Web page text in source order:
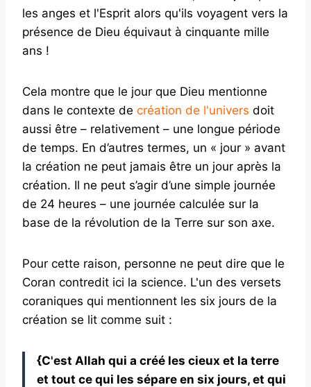
les anges et l'Esprit alors qu'ils voyagent vers la
présence de Dieu équivaut à cinquante mille
ans !
Cela montre que le jour que Dieu mentionne
dans le contexte de création de l'univers doit
aussi être – relativement – ​​une longue période
de temps. En d’autres termes, un « jour » avant
la création ne peut jamais être un jour après la
création. Il ne peut s’agir d’une simple journée
de 24 heures – une journée calculée sur la
base de la révolution de la Terre sur son axe.
Pour cette raison, personne ne peut dire que le
Coran contredit ici la science. L'un des versets
coraniques qui mentionnent les six jours de la
création se lit comme suit :
{C'est Allah qui a créé les cieux et la terre
et tout ce qui les sépare en six jours, et qui